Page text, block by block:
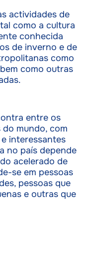
actividades de
como a cultura
conhecida
de inverno e de
como
como outras
entre os
mundo, com
interessantes
no país depende
acelerado de
se em pessoas
pessoas que
e outras que